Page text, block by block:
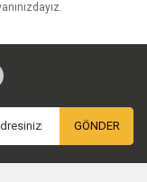
GÖNDER